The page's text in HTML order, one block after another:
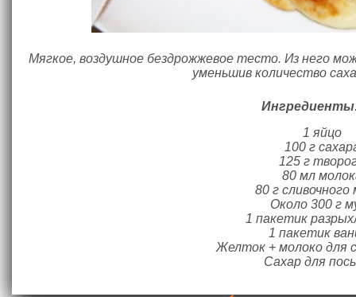
Мягкое, воздушное бездрожжевое тесто. Из него
уменьшив количество
1 яйцо
100 г
125 г
80 мл
80 г сливочного
Около 300 г
1 пакетик
1 пакетик
Желток + молоко для
Сахар для